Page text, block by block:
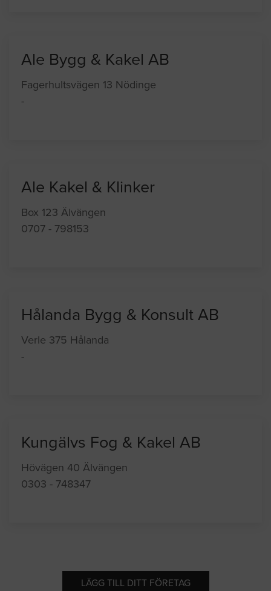
Ale Bygg & Kakel AB
Fagerhultsvägen 13 Nödinge
-
Ale Kakel & Klinker
Box 123 Älvängen
0707 - 798153
Hålanda Bygg & Konsult AB
Verle 375 Hålanda
-
Kungälvs Fog & Kakel AB
Hövägen 40 Älvängen
0303 - 748347
LÄGG TILL DITT FÖRETAG